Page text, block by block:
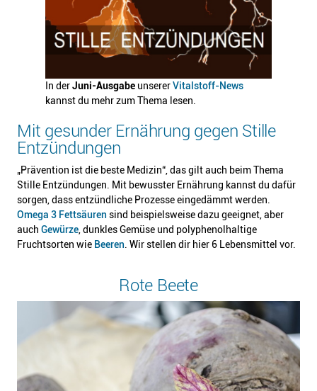
In derJuni-Ausgabe unsererVitalstoff-News
kannst du mehr zum Thema lesen.
Mit gesunder Ernährung gegen Stille
Entzündungen
„Prävention ist die beste Medizin“, das gilt auch beim Thema
Stille Entzündungen. Mit bewusster Ernährung kannst du dafür
sorgen, dass entzündliche Prozesse eingedämmt werden.
Omega 3 Fettsäuren sind beispielsweise dazu geeignet, aber
auch Gewürze , dunkles Gemüse und polyphenolhaltige
Fruchtsorten wie Beeren. Wir stellen dir hier 6 Lebensmittel vor.
Rote Beete